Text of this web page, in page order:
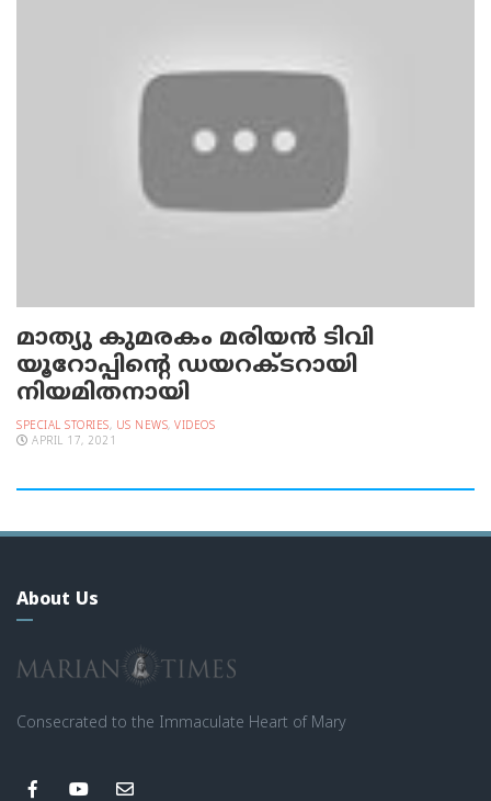
മാത്യു കുമരകം മരിയന്‍ ടിവി
യൂറോപ്പിന്റെ ഡയറക്ടറായി
നിയമിതനായി
SPECIAL STORIES, US NEWS, VIDEOS
APRIL 17, 2021
About Us
Consecrated to the Immaculate Heart of Mary